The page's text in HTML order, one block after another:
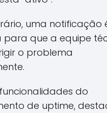
uma notificação
que a equipe
o problema
do
de uptime,